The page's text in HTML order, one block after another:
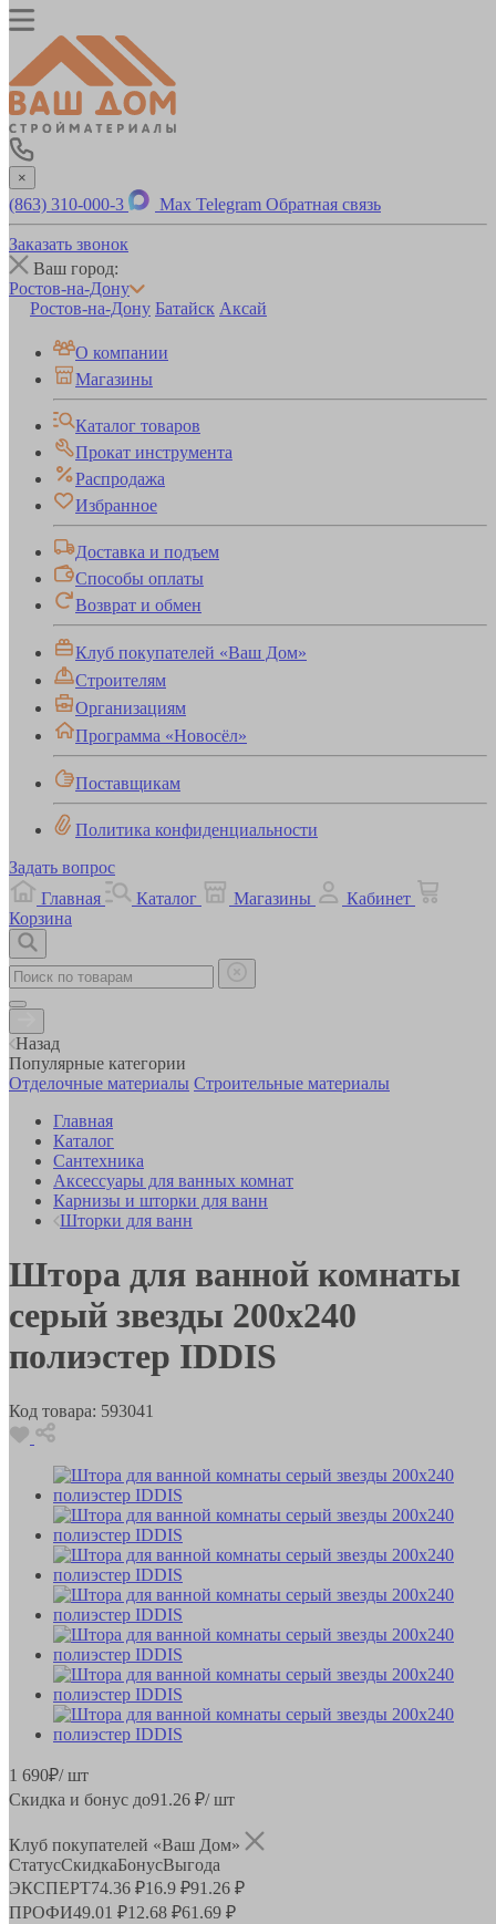
×
(863) 310-000-3 Max Telegram Обратная связь
Заказать звонок
Ваш город:
Ростов-на-Дону
Ростов-на-Дону Батайск Аксай
О компании
Магазины
Каталог товаров
Прокат инструмента
Распродажа
Избранное
Доставка и подъем
Способы оплаты
Возврат и обмен
Клуб покупателей «Ваш Дом»
Строителям
Организациям
Программа «Новосёл»
Поставщикам
Политика конфиденциальности
Задать вопрос
Главная
Каталог Магазины
Кабинет
Корзина
Назад
Популярные категории
Отделочные материалы Строительные материалы
Главная
Каталог
Сантехника
Аксессуары для ванных комнат
Карнизы и шторки для ванн
Шторки для ванн
Штора для ванной комнаты
серый звезды 200х240
полиэстер IDDIS
Код товара: 593041
1 690₽/ шт
Скидка и бонус до91.26 ₽/ шт
Клуб покупателей «Ваш Дом»
СтатусСкидкаБонусВыгода
ЭКСПЕРТ74.36 ₽16.9 ₽91.26 ₽
ПРОФИ49.01 ₽12.68 ₽61.69 ₽